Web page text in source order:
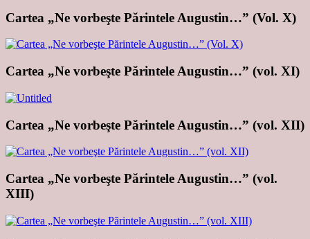
Cartea „Ne vorbeşte Părintele Augustin…” (Vol. X)
Cartea „Ne vorbeşte Părintele Augustin…” (vol. XI)
Cartea „Ne vorbeşte Părintele Augustin…” (vol. XII)
Cartea „Ne vorbeşte Părintele Augustin…” (vol.
XIII)